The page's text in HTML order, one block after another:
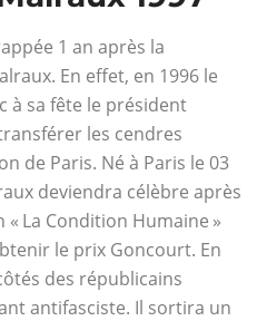
1 an après la
En effet, en 1996 le
à sa fête le président
les cendres
de Paris. Né à Paris le 03
deviendra célèbre après
La Condition Humaine »
le prix Goncourt. En
des républicains
antifasciste. Il sortira un